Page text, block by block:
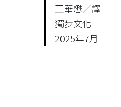
王華懋／譯
獨步文化
2025年7月